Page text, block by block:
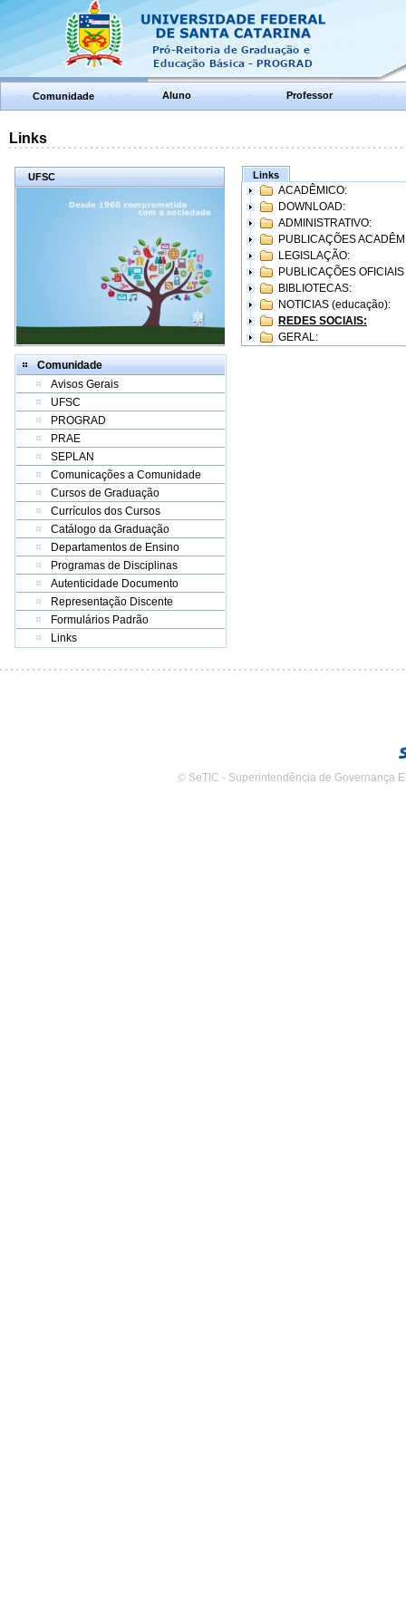
Comunidade Aluno Professor
Links
UFSC
Comunidade
Avisos Gerais
UFSC
PROGRAD
PRAE
SEPLAN
Comunicações a Comunidade
Cursos de Graduação
Currículos dos Cursos
Catálogo da Graduação
Departamentos de Ensino
Programas de Disciplinas
Autenticidade Documento
Representação Discente
Formulários Padrão
Links
Links
ACADÊMICO:
DOWNLOAD:
ADMINISTRATIVO:
PUBLICAÇÕES
LEGISLAÇÃO:
PUBLICAÇÕES
BIBLIOTECAS:
NOTICIAS (educação):
REDES SOCIAIS:
GERAL:
© SeTIC - Superintendência de Governança